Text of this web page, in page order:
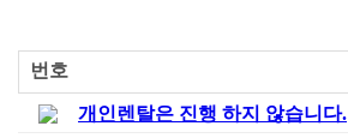
번호
개인렌탈은 진행 하지 않습니다.